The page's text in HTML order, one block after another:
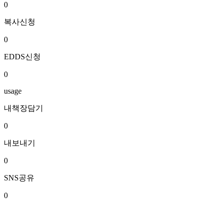
0
복사신청
0
EDDS신청
0
usage
내책장담기
0
내보내기
0
SNS공유
0